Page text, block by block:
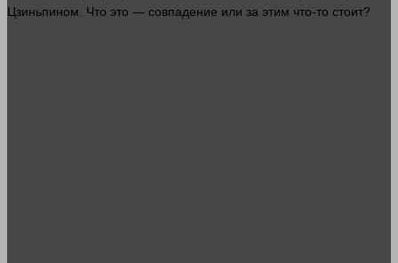
Цзиньпином. Что это — совпадение или за этим что-то стоит?